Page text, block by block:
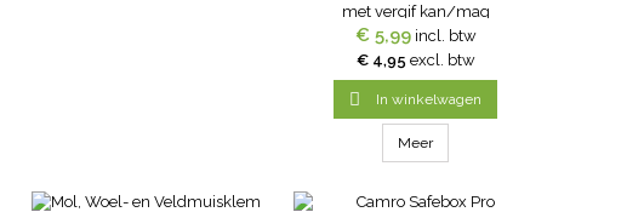
met vergif kan/mag
bestrijden.Extra sterke hechting
waardoor ontsnappen onmogelijk
is!Toepassingsgebieden:Huizen,
fabrieken, ziekenhuizen,
supermarkten,...
€ 5,99 incl. btw
€ 4,95 excl. btw
 In winkelwagen
Meer